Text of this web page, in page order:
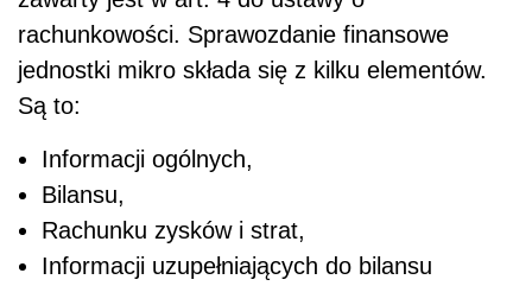
rachunkowości. Sprawozdanie finansowe
jednostki mikro składa się z kilku elementów.
Są to:
Informacji ogólnych,
Bilansu,
Rachunku zysków i strat,
Informacji uzupełniających do bilansu